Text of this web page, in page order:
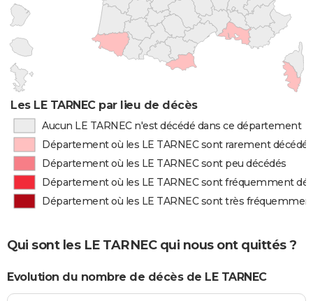
Les LE TARNEC par lieu de décès
Aucun LE TARNEC n'est décédé dans ce département
Département où les LE TARNEC sont rarement décédés
Département où les LE TARNEC sont peu décédés
Département où les LE TARNEC sont fréquemment
Département où les LE TARNEC sont très
Qui sont les LE TARNEC qui nous ont quittés ?
Evolution du nombre de décès de LE TARNEC